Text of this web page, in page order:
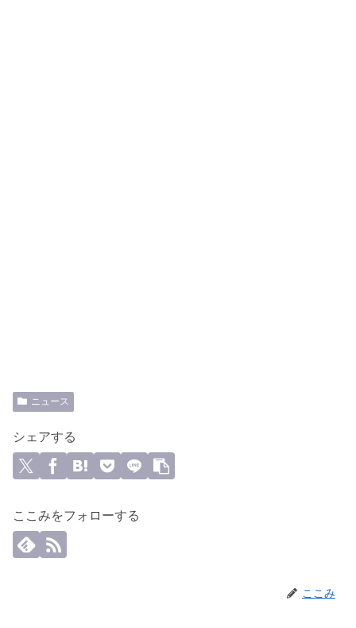
ニュース
シェアする
ここみをフォローする
ここみ